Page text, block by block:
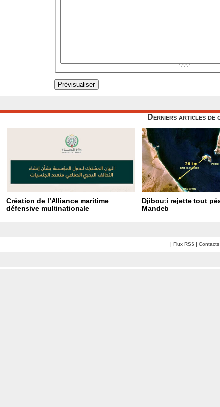
Derniers articles de
Création de l’Alliance maritime
défensive multinationale
Djibouti rejette tout
Mandeb
| Flux RSS | Contacts